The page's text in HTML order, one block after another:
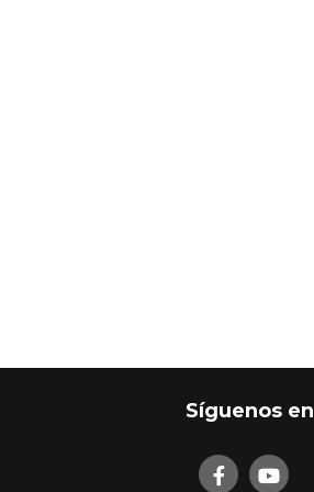
Síguenos en